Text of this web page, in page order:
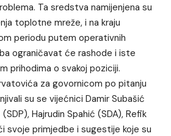
Ta sredstva namijenjena su
toplotne mreže, i na kraju
periodu putem operativnih
ograničavat će rashode i iste
prihodima o svakoj poziciji.
za govornicom po pitanju
su se vijećnici Damir Subašić
Hajrudin Spahić (SDA), Refik
svoje primjedbe i sugestije koje su